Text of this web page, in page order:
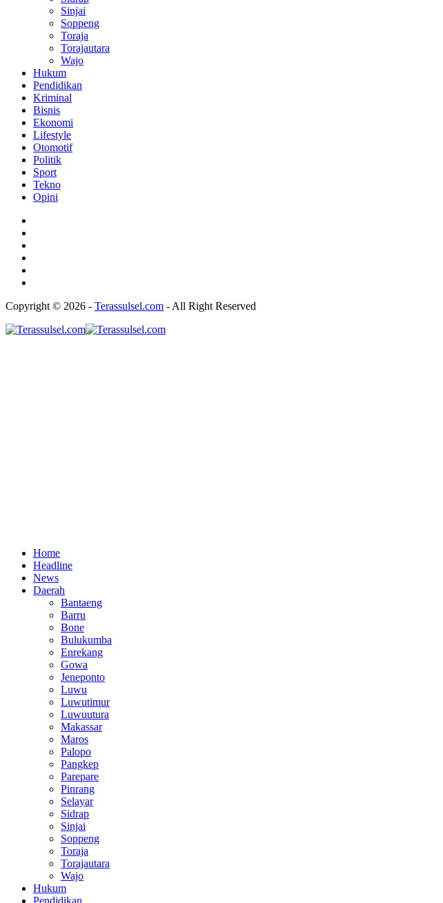
Sinjai
Soppeng
Toraja
Torajautara
Wajo
Hukum
Pendidikan
Kriminal
Bisnis
Ekonomi
Lifestyle
Otomotif
Politik
Sport
Tekno
Opini
Copyright © 2026 - Terassulsel.com - All Right Reserved
Home
Headline
News
Daerah
Bantaeng
Barru
Bone
Bulukumba
Enrekang
Gowa
Jeneponto
Luwu
Luwutimur
Luwuutura
Makassar
Maros
Palopo
Pangkep
Parepare
Pinrang
Selayar
Sidrap
Sinjai
Soppeng
Toraja
Torajautara
Wajo
Hukum